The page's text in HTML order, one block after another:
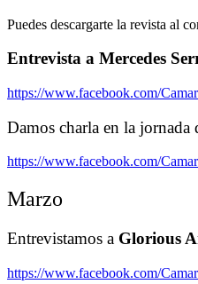
Puedes descargarte la revista al
Entrevista a Mercedes
https://www.facebook.com/
Damos charla en la jornada
https://www.facebook.com/
Marzo
Entrevistamos a Glorious
https://www.facebook.com/